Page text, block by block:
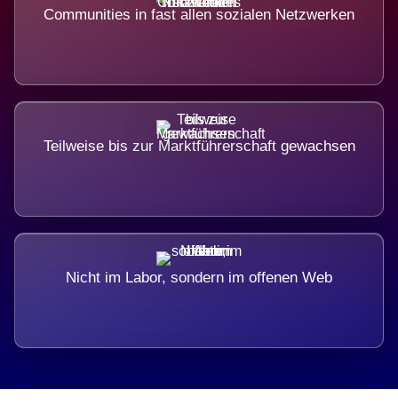
Communities in fast allen sozialen Netzwerken
Teilweise bis zur Marktführerschaft gewachsen
Nicht im Labor, sondern im offenen Web